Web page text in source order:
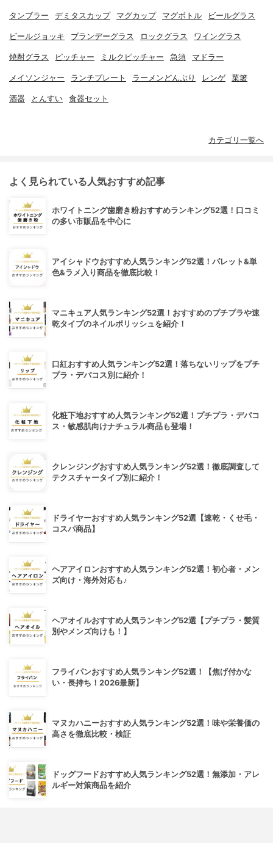
タンブラー デミタスカップ マグカップ マグボトル ビールグラス
ビールジョッキ ブランデーグラス ロックグラス ワイングラス
焼酎グラス ピッチャー ミルクピッチャー 急須 マドラー
メイソンジャー ランチプレート ラーメンどんぶり レンゲ 菜箸
酒器 とんすい 食器セット
カテゴリ一覧へ
よく見られている人気おすすめ記事
ホワイトニング歯磨き粉おすすめランキング52選！口コミ
の多い市販品を中心に
アイシャドウおすすめ人気ランキング52選！パレット&単
色&ラメ入り商品を徹底比較！
マニキュア人気ランキング52選！おすすめのプチプラや速
乾タイプのネイルポリッシュを紹介！
口紅おすすめ人気ランキング52選！落ちないリップをプチ
プラ・デパコス別に紹介！
化粧下地おすすめ人気ランキング52選！プチプラ・デパコ
ス・敏感肌向けナチュラル商品も登場！
クレンジングおすすめ人気ランキング52選！徹底調査して
テクスチャータイプ別に紹介！
ドライヤーおすすめ人気ランキング52選【速乾・くせ毛・
コスパ商品】
ヘアアイロンおすすめ人気ランキング52選！初心者・メン
ズ向け・海外対応も♪
ヘアオイルおすすめ人気ランキング52選【プチプラ・髪質
別やメンズ向けも！】
フライパンおすすめ人気ランキング52選！【焦げ付かな
い・長持ち！2026最新】
マヌカハニーおすすめ人気ランキング52選！味や栄養価の
高さを徹底比較・検証
ドッグフードおすすめ人気ランキング52選！無添加・アレ
ルギー対策商品を紹介